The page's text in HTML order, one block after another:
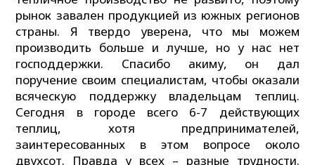
рынок завален продукцией из южных регионов
страны. Я твердо уверена, что мы можем
производить больше и лучше, но у нас нет
господдержки. Спасибо акиму, он дал
поручение своим специалистам, чтобы оказали
всяческую поддержку владельцам теплиц.
Сегодня в городе всего 6-7 действующих
теплиц, хотя предпринимателей,
заинтересованных в этом вопросе около
двухсот. Правда у всех – разные трудности.